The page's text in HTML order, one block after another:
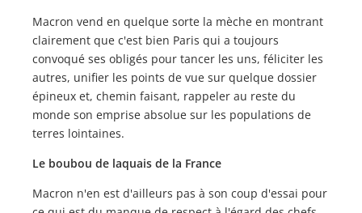
Macron vend en quelque sorte la mèche en montrant
clairement que c'est bien Paris qui a toujours
convoqué ses obligés pour tancer les uns, féliciter les
autres, unifier les points de vue sur quelque dossier
épineux et, chemin faisant, rappeler au reste du
monde son emprise absolue sur les populations de
terres lointaines.
Le boubou de laquais de la France
Macron n'en est d'ailleurs pas à son coup d'essai pour